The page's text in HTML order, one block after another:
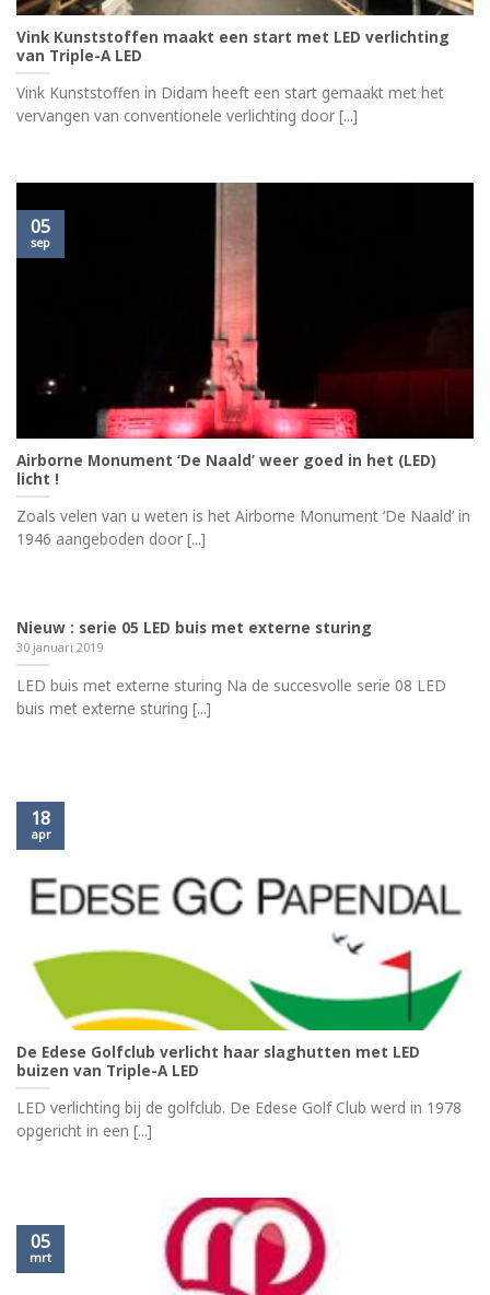
Vink Kunststoffen maakt een start met LED verlichting
van Triple-A LED
Vink Kunststoffen in Didam heeft een start gemaakt met het
vervangen van conventionele verlichting door [...]
Airborne Monument ‘De Naald’ weer goed in het (LED)
licht !
Zoals velen van u weten is het Airborne Monument ‘De Naald’ in
1946 aangeboden door [...]
05
sep
Nieuw : serie 05 LED buis met externe sturing
30 januari 2019
LED buis met externe sturing Na de succesvolle serie 08 LED
buis met externe sturing [...]
De Edese Golfclub verlicht haar slaghutten met LED
buizen van Triple-A LED
LED verlichting bij de golfclub. De Edese Golf Club werd in 1978
opgericht in een [...]
18
apr
05
mrt